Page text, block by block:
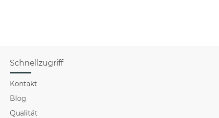
Schnellzugriff
Kontakt
Blog
Qualität